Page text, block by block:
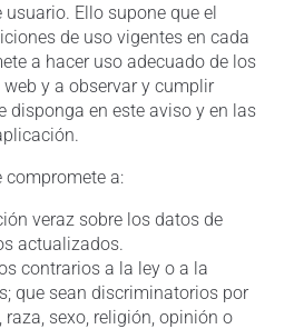
Ello supone que el
de uso vigentes en cada
a hacer uso adecuado de los
y a observar y cumplir
disponga en este aviso y en las
compromete a:
veraz sobre los datos de
actualizados.
contrarios a la ley o a la
que sean discriminatorios por
sexo, religión, opinión o